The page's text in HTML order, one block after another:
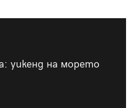
уикенд на морето